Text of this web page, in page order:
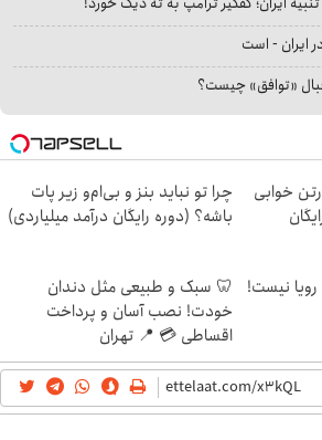
ایران - است
قبال «توافق» چیست؟
خوابی
چرا تو نباید بنز و بی‌ام‌و زیر پات
باشه؟ (دوره رایگان درآمد میلیاردی)
میلیونی رویا نیست!
🦷 سبک و طبیعی مثل دندان
خودت! نصب آسان و پرداخت
اقساطی 💳 📍 تهران